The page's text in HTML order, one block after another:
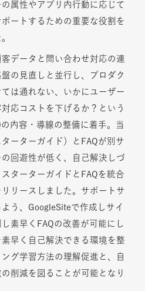
属性やアプリ内行動に応じて
ートするための重要な役割を
データと問い合わせ対応の連
の見直しと並行し、プロダク
は通れない、いかにユーザー
応コストを下げるか？という
内容・導線の整備に着手。当
ーターガイド）とFAQが別サ
回遊性が低く、自己解決しづ
ターターガイドとFAQを統合
リースしました。サポートサ
う、GoogleSiteで作成しサイ
素早くFAQの改善が可能にし
早く自己解決できる環境を整
グ学習方法の理解促進と、自
削減を図ることが可能となり